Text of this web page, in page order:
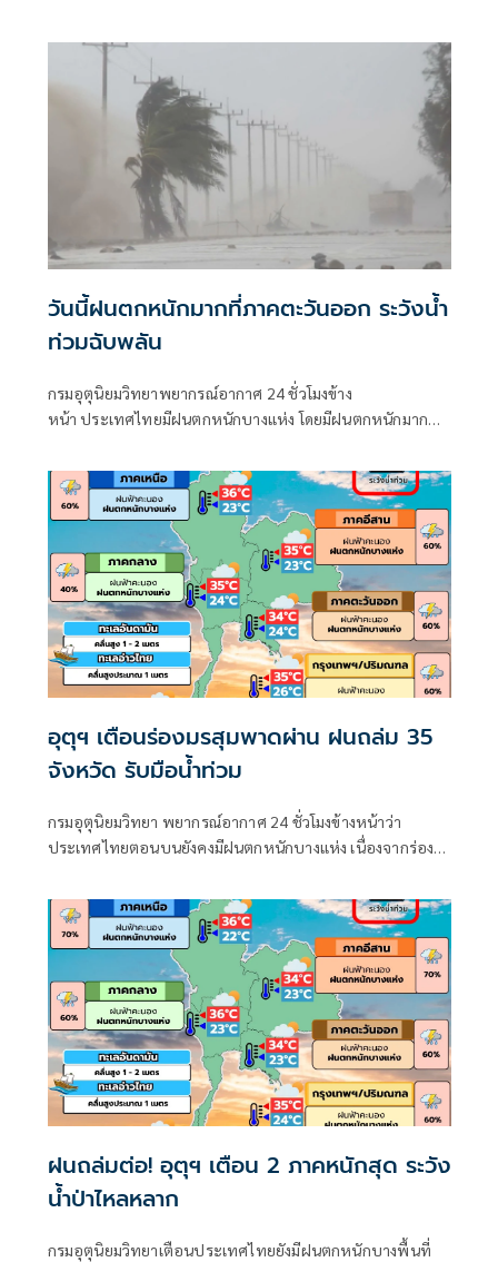
วันนี้ฝนตกหนักมากที่ภาคตะวันออก ระวังน้ำ
ท่วมฉับพลัน
กรมอุตุนิยมวิทยาพยากรณ์อากาศ 24 ชั่วโมงข้าง
หน้า ประเทศไทยมีฝนตกหนักบางแห่ง โดยมีฝนตกหนักมาก
อุตุฯ เตือนร่องมรสุมพาดผ่าน ฝนถล่ม 35
จังหวัด รับมือน้ำท่วม
กรมอุตุนิยมวิทยา พยากรณ์อากาศ 24 ชั่วโมงข้างหน้าว่า
ประเทศไทยตอนบนยังคงมีฝนตกหนักบางแห่ง เนื่องจากร่อง
ฝนถล่มต่อ! อุตุฯ เตือน 2 ภาคหนักสุด ระวัง
น้ำป่าไหลหลาก
กรมอุตุนิยมวิทยาเตือนประเทศไทยยังมีฝนตกหนักบางพื้นที่